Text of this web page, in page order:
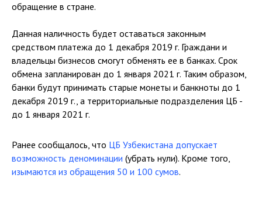
обращение в стране.
Данная наличность будет оставаться законным
средством платежа до 1 декабря 2019 г. Граждани и
владельцы бизнесов смогут обменять ее в банках. Срок
обмена запланирован до 1 января 2021 г. Таким образом,
банки будут принимать старые монеты и банкноты до 1
декабря 2019 г., а территориальные подразделения ЦБ -
до 1 января 2021 г.
Ранее сообщалось, что ЦБ Узбекистана допускает
возможность деноминации (убрать нули). Кроме того,
изымаются из обращения 50 и 100 сумов.